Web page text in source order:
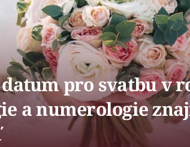
pro svatbu v
a numerologie